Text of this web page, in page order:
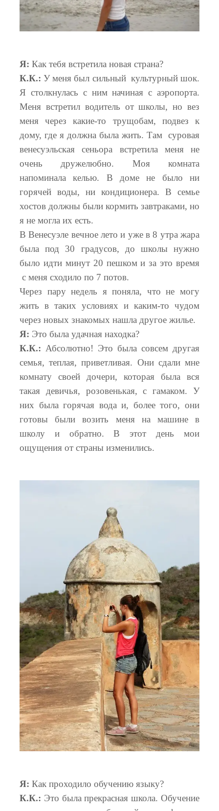
Я: Как тебя встретила новая страна?
К.К.: У меня был сильный культурный шок.
Я столкнулась с ним начиная с аэропорта.
Меня встретил водитель от школы, но вез
меня через какие-то трущобам, подвез к
дому, где я должна была жить. Там суровая
венесуэльская сеньора встретила меня не
очень дружелюбно. Моя комната
напоминала келью. В доме не было ни
горячей воды, ни кондиционера. В семье
хостов должны были кормить завтраками, но
я не могла их есть.
В Венесуэле вечное лето и уже в 8 утра жара
была под 30 градусов, до школы нужно
было идти минут 20 пешком и за это время
с меня сходило по 7 потов.
Через пару недель я поняла, что не могу
жить в таких условиях и каким-то чудом
через новых знакомых нашла другое жилье.
Я: Это была удачная находка?
К.К.: Абсолютно! Это была совсем другая
семья, теплая, приветливая. Они сдали мне
комнату своей дочери, которая была вся
такая девичья, розовенькая, с гамаком. У
них была горячая вода и, более того, они
готовы были возить меня на машине в
школу и обратно. В этот день мои
ощущения от страны изменились.
Я: Как проходило обучению языку?
К.К.: Это была прекрасная школа. Обучение